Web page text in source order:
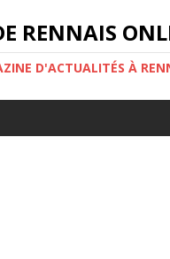
RENNAIS
D'ACTUALITÉS À